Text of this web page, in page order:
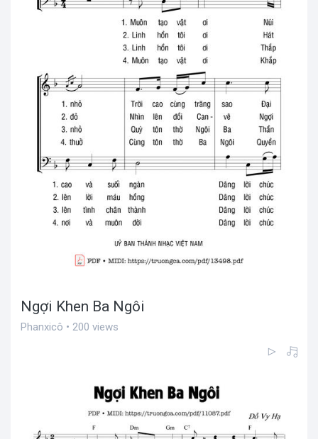
Ngợi Khen Ba Ngôi
Phanxicô • 200 views